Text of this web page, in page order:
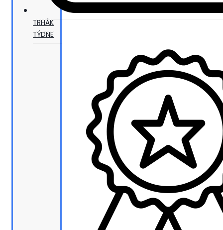
TRHÁK
TÝDNE